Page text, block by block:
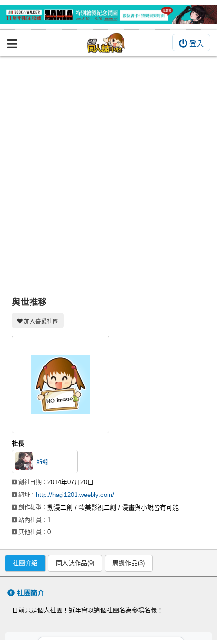
登入
BOOKY書集倉庫
攤位轉讓區
會員功能選單
會員中心
註冊會員
登入
與世推移
加入喜愛社團
社長
蚯蚓
創社日期：2014年07月20日
網址： http://hagi1201.weebly.com/
創作類型：動漫二創 / 歐美影視二創 / 漫畫與小說皆有可能
站內社員： 1
其他社員：0
社團介紹 同人誌作品(9) 周邊作品(3)
社團簡介
目前只是個人社團！近年會以這個社團名為參場名義！